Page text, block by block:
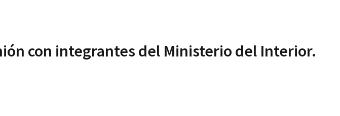
con integrantes del Ministerio del Interior.